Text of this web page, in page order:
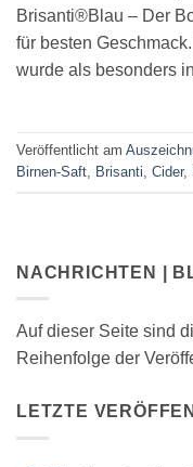
Brisanti®Blau – Der
für besten
wurde als besonders
Veröffentlicht am
Birnen-Saft, Brisanti, Cider,
NACHRICHTEN |
Auf dieser Seite sind
Reihenfolge der
LETZTE